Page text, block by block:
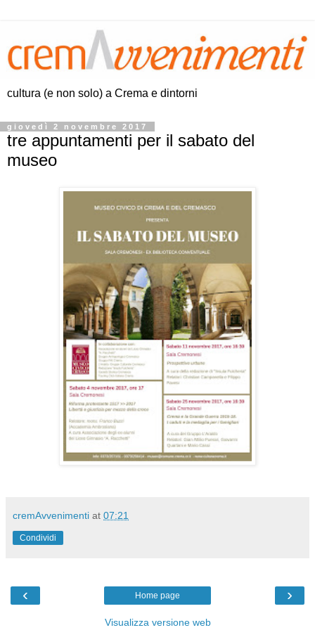
cultura (e non solo) a Crema e dintorni
giovedì 2 novembre 2017
tre appuntamenti per il sabato del
museo
cremAvvenimenti at 07:21
Condividi
‹ ›
Home page
Visualizza versione web